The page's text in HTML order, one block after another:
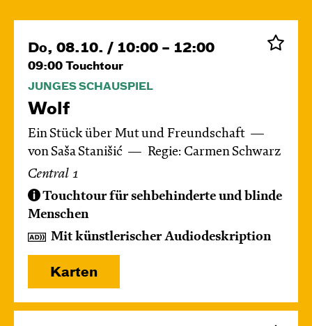
Do, 08.10. / 10:00 – 12:00
09:00 Touchtour
JUNGES SCHAUSPIEL
Wolf
Ein Stück über Mut und Freundschaft
von Saša Stanišić
Regie: Carmen Schwarz
Central 1
Touchtour für sehbehinderte und blinde
Menschen
Mit künstlerischer Audiodeskription
Karten